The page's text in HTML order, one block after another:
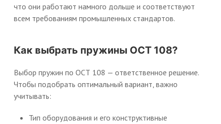
что они работают намного дольше и соответствуют
всем требованиям промышленных стандартов.
Как выбрать пружины ОСТ 108?
Выбор пружин по ОСТ 108 — ответственное решение.
Чтобы подобрать оптимальный вариант, важно
учитывать:
Тип оборудования и его конструктивные